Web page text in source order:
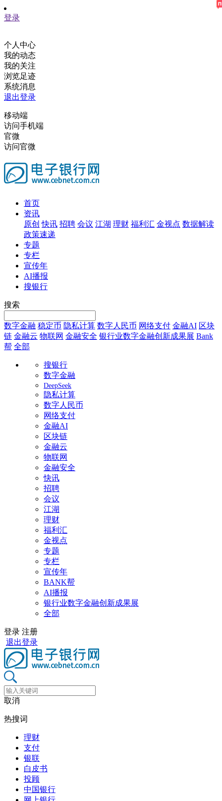
登录
个人中心
我的动态
我的关注
浏览足迹
系统消息
退出登录
移动端
访问手机端
官微
访问官微
首页
资讯
原创 快讯 招聘 会议 江湖 理财 福利汇 金视点 数据解读
政策速递
专题
专栏
宣传年
AI播报
搜银行
搜索
数字金融 稳定币 隐私计算 数字人民币 网络支付 金融AI 区块
链 金融云 物联网 金融安全 银行业数字金融创新成果展 Bank
帮 全部
搜银行
数字金融
DeepSeek
隐私计算
数字人民币
网络支付
金融AI
区块链
金融云
物联网
金融安全
快讯
招聘
会议
江湖
理财
福利汇
金视点
专题
专栏
宣传年
BANK帮
AI播报
银行业数字金融创新成果展
全部
登录 注册
退出登录
取消
热搜词
理财
支付
银联
白皮书
投顾
中国银行